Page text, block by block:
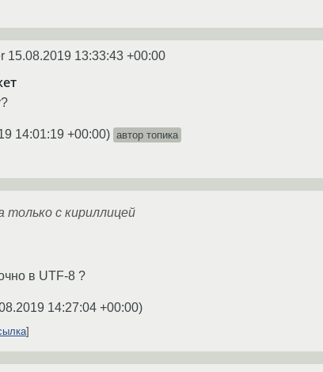
15.08.2019 13:33:43 +00:00
14:01:19 +00:00) автор топика
только с кириллицей
в UTF-8 ?
14:27:04 +00:00)